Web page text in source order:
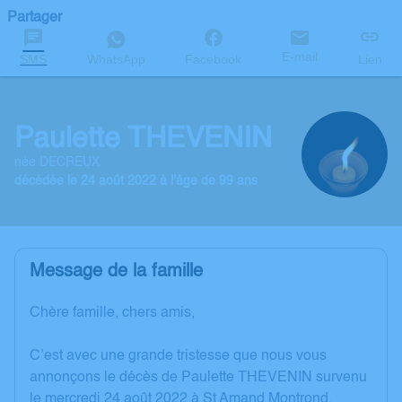
Partager
SMS WhatsApp Facebook E-mail Lien
Paulette THEVENIN
née DECREUX
décédée le 24 août 2022 à l'âge de 99 ans
Message de la famille
Chère famille, chers amis,
C’est avec une grande tristesse que nous vous
annonçons le décès de Paulette THEVENIN survenu